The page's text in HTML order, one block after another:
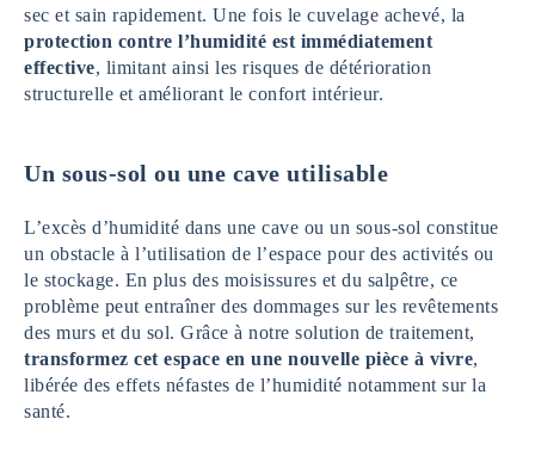
sec et sain rapidement. Une fois le cuvelage achevé, la
protection contre l’humidité est immédiatement
effective, limitant ainsi les risques de détérioration
structurelle et améliorant le confort intérieur.
Un sous-sol ou une cave utilisable
L’excès d’humidité dans une cave ou un sous-sol constitue
un obstacle à l’utilisation de l’espace pour des activités ou
le stockage. En plus des moisissures et du salpêtre, ce
problème peut entraîner des dommages sur les revêtements
des murs et du sol. Grâce à notre solution de traitement,
transformez cet espace en une nouvelle pièce à vivre,
libérée des effets néfastes de l’humidité notamment sur la
santé.